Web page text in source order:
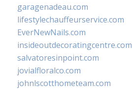
garagenadeau.com
lifestylechauffeurservice.com
EverNewNails.com
insideoutdecoratingcentre.com
salvatoresinpoint.com
jovialfloralco.com
johnlscotthometeam.com